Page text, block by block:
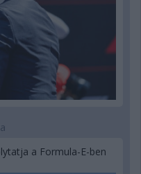
a Formula-E-ben